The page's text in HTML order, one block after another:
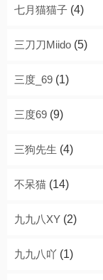
七月猫猫子 (4)
三刀刀Miido (5)
三度_69 (1)
三度69 (9)
三狗先生 (4)
不呆猫 (14)
九九八XY (2)
九九八吖 (1)